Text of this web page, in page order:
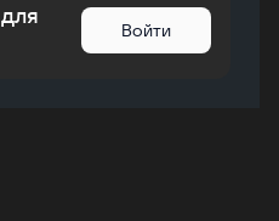
Войти